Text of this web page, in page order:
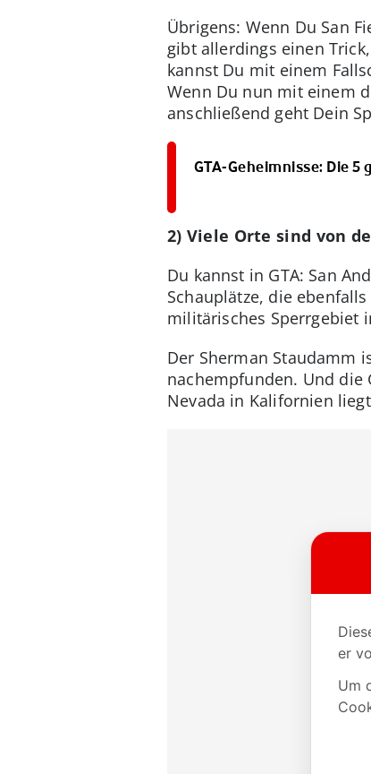
Übrigens: Wenn Du San
gibt allerdings einen
kannst Du mit einem
Wenn Du nun mit einem
anschließend geht Dein
GTA-Geheimnisse: Die
2) Viele Orte sind von
Du kannst in GTA: San
Schauplätze, die
militärisches Sperrgebiet
Der Sherman Staudamm
nachempfunden. Und die
Nevada in Kalifornien